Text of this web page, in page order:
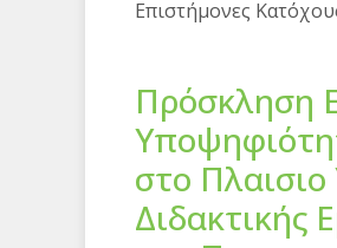
Επιστήμονες
Πρόσκληση
στο
Διδακτικής